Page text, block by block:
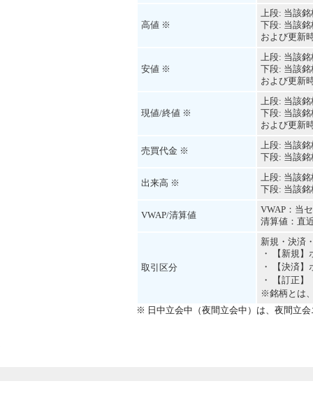
高値 ※
上段: 当該
下段: 当該
および更新
安値 ※
上段: 当該
下段: 当該
および更新
現値/終値 ※
上段: 当該
下段: 当該
および更新
売買代金 ※
上段: 当該
下段: 当該
出来高 ※
上段: 当該
下段: 当該
VWAP/清算値
VWAP：当
清算値：直
取引区分
新規・決済
・ 【新規
・ 【決済
・ 【訂正
※銘柄とは
※ 日中立会中（夜間立会中）は、夜間立